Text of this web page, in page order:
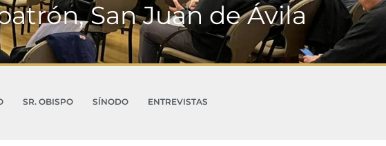
San Juan de Ávila
SR. OBISPO SÍNODO
ENTREVISTAS